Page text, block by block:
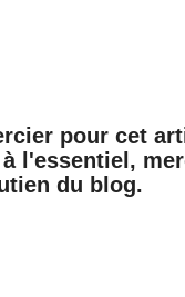
pour cet
l'essentiel,
du blog.